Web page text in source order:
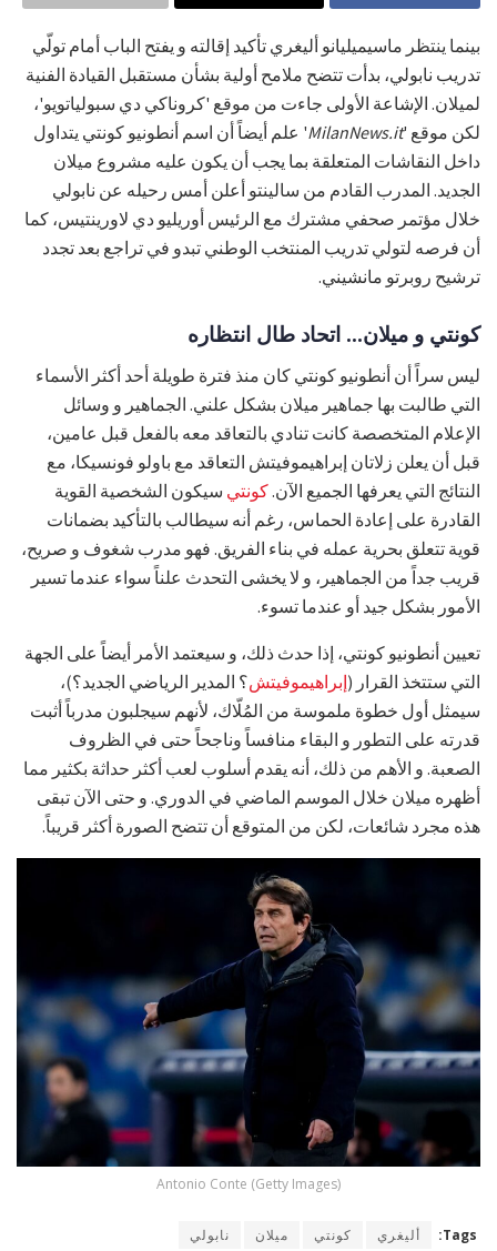
بينما ينتظر ماسيميليانو أليغري تأكيد إقالته و يفتح الباب أمام تولّي
تدريب نابولي، بدأت تتضح ملامح أولية بشأن مستقبل القيادة الفنية
لميلان. الإشاعة الأولى جاءت من موقع 'كروناكي دي سبولياتويو'،
لكن موقع 'MilanNews.it' علم أيضاً أن اسم أنطونيو كونتي يتداول
داخل النقاشات المتعلقة بما يجب أن يكون عليه مشروع ميلان
الجديد. المدرب القادم من سالينتو أعلن أمس رحيله عن نابولي
خلال مؤتمر صحفي مشترك مع الرئيس أوريليو دي لاورينتيس، كما
أن فرصه لتولي تدريب المنتخب الوطني تبدو في تراجع بعد تجدد
ترشيح روبرتو مانشيني.
كونتي و ميلان... اتحاد طال انتظاره
ليس سراً أن أنطونيو كونتي كان منذ فترة طويلة أحد أكثر الأسماء
التي طالبت بها جماهير ميلان بشكل علني. الجماهير و وسائل
الإعلام المتخصصة كانت تنادي بالتعاقد معه بالفعل قبل عامين،
قبل أن يعلن زلاتان إبراهيموفيتش التعاقد مع باولو فونسيكا، مع
النتائج التي يعرفها الجميع الآن.كونتي سيكون الشخصية القوية
القادرة على إعادة الحماس، رغم أنه سيطالب بالتأكيد بضمانات
قوية تتعلق بحرية عمله في بناء الفريق. فهو مدرب شغوف و صريح،
قريب جداً من الجماهير، و لا يخشى التحدث علناً سواء عندما تسير
الأمور بشكل جيد أو عندما تسوء.
تعيين أنطونيو كونتي، إذا حدث ذلك، و سيعتمد الأمر أيضاً على الجهة
التي ستتخذ القرار (إبراهيموفيتش؟ المدير الرياضي الجديد؟)،
سيمثل أول خطوة ملموسة من المُلّاك، لأنهم سيجلبون مدرباً أثبت
قدرته على التطور و البقاء منافساً وناجحاً حتى في الظروف
الصعبة. و الأهم من ذلك، أنه يقدم أسلوب لعب أكثر حداثة بكثير مما
أظهره ميلان خلال الموسم الماضي في الدوري. و حتى الآن تبقى
هذه مجرد شائعات، لكن من المتوقع أن تتضح الصورة أكثر قريباً.
Antonio Conte (Getty Images)
Tags: أليغري كونتي ميلان نابولي